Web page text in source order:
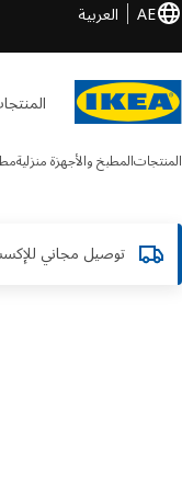
AE العربية
المنتجاتالمطبخ والأجهزة منزلية
توصيل مجاني للإكسسوارات عند